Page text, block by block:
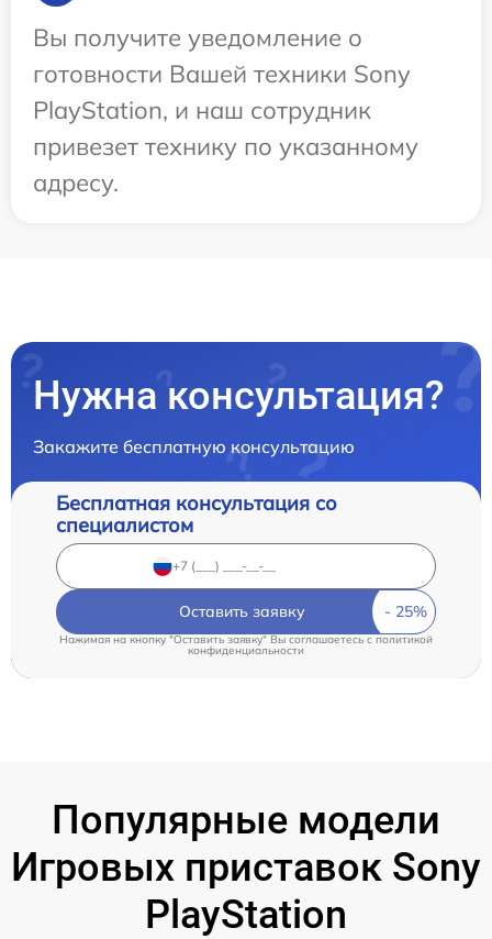
Вы получите уведомление о
готовности Вашей техники Sony
PlayStation, и наш сотрудник
привезет технику по указанному
адресу.
Нужна консультация?
Закажите бесплатную консультацию
Бесплатная консультация со
специалистом
Оставить заявку
Нажимая на кнопку "Оставить заявку" Вы соглашаетесь cполитикой
конфиденциальности
Популярные модели
Игровых приставок Sony
PlayStation